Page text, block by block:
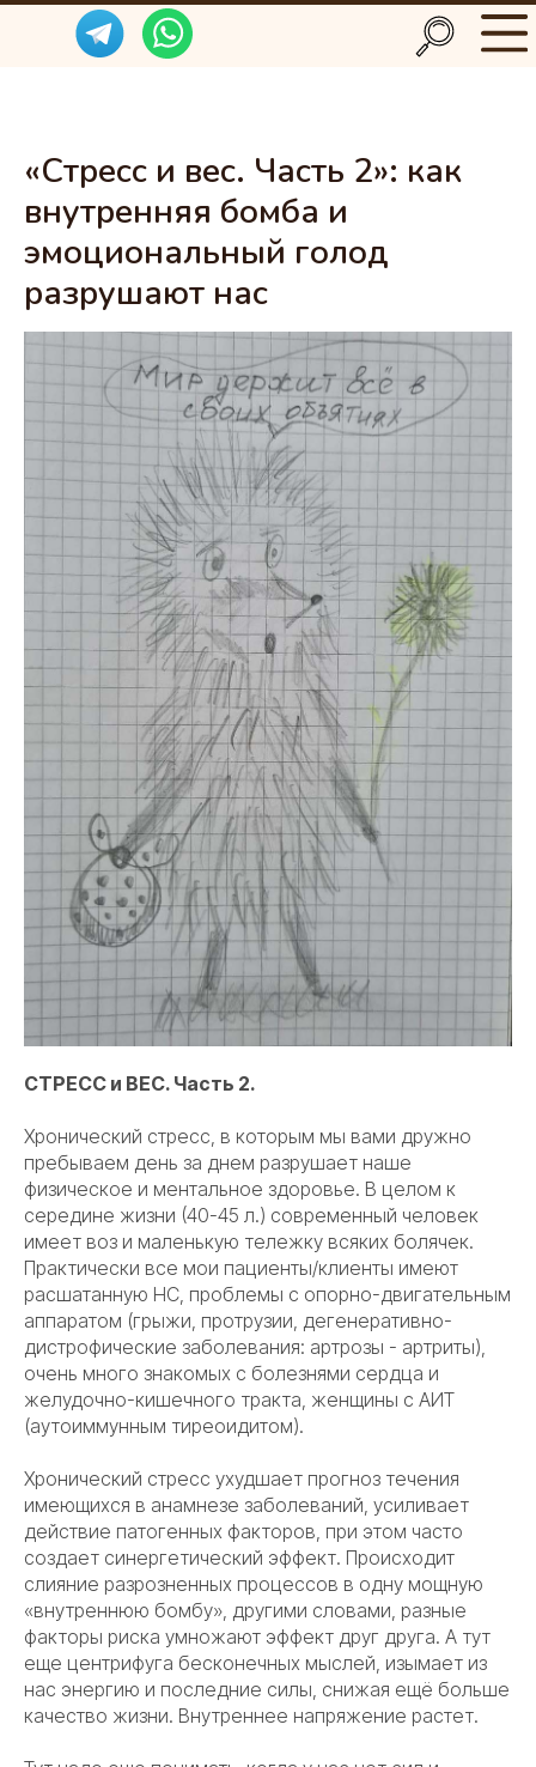
«Стресс и вес. Часть 2»: как
внутренняя бомба и
эмоциональный голод
разрушают нас
СТРЕСС и ВЕС. Часть 2.
Хронический стресс, в которым мы вами дружно
пребываем день за днем разрушает наше
физическое и ментальное здоровье. В целом к
середине жизни (40-45 л.) современный человек
имеет воз и маленькую тележку всяких болячек.
Практически все мои пациенты/клиенты имеют
расшатанную НС, проблемы с опорно-двигательным
аппаратом (грыжи, протрузии, дегенеративно-
дистрофические заболевания: артрозы - артриты),
очень много знакомых с болезнями сердца и
желудочно-кишечного тракта, женщины с АИТ
(аутоиммунным тиреоидитом).
Хронический стресс ухудшает прогноз течения
имеющихся в анамнезе заболеваний, усиливает
действие патогенных факторов, при этом часто
создает синергетический эффект. Происходит
слияние разрозненных процессов в одну мощную
«внутреннюю бомбу», другими словами, разные
факторы риска умножают эффект друг друга. А тут
еще центрифуга бесконечных мыслей, изымает из
нас энергию и последние силы, снижая ещё больше
качество жизни. Внутреннее напряжение растет.